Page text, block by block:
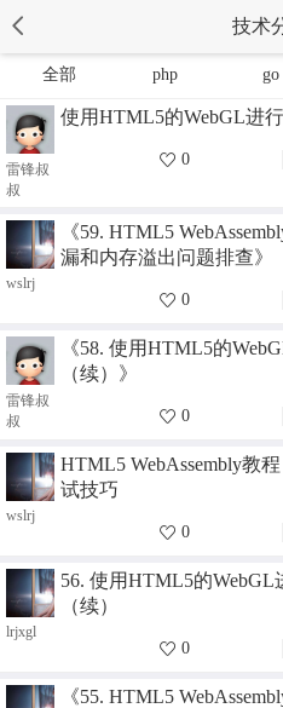
技术
全部 php go
雷锋叔
叔
使用HTML5的WebGL进
0
wslrj
《59. HTML5
漏和内存溢出问题排查》
0
雷锋叔
叔
《58. 使用HTML5的
（续）》
0
wslrj
HTML5 WebAssembly教
试技巧
0
lrjxgl
56. 使用HTML5的
（续）
0
《55. HTML5